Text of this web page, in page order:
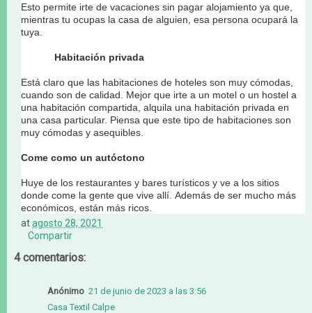
Esto permite irte de vacaciones sin pagar alojamiento ya que,
mientras tu ocupas la casa de alguien, esa persona ocupará la
tuya.
Habitación privada
Está claro que las habitaciones de hoteles son muy cómodas,
cuando son de calidad. Mejor que irte a un motel o un hostel a
una habitación compartida, alquila una habitación privada en
una casa particular. Piensa que este tipo de habitaciones son
muy cómodas y asequibles.
Come como un autóctono
Huye de los restaurantes y bares turísticos y ve a los sitios
donde come la gente que vive allí. Además de ser mucho más
económicos, están más ricos.
atagosto 28, 2021
Compartir
4 comentarios:
Anónimo 21 de junio de 2023 a las 3:56
Casa Textil Calpe